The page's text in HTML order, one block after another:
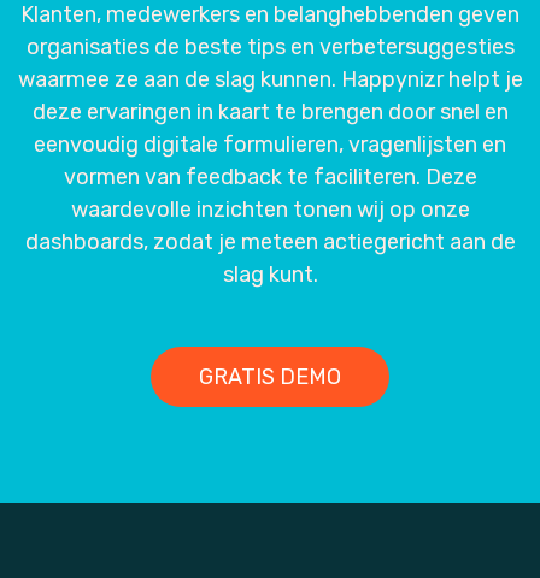
Klanten, medewerkers en belanghebbenden geven
organisaties de beste tips en verbetersuggesties
waarmee ze aan de slag kunnen. Happynizr helpt je
deze ervaringen in kaart te brengen door snel en
eenvoudig digitale formulieren, vragenlijsten en
vormen van feedback te faciliteren. Deze
waardevolle inzichten tonen wij op onze
dashboards, zodat je meteen actiegericht aan de
slag kunt.
GRATIS DEMO